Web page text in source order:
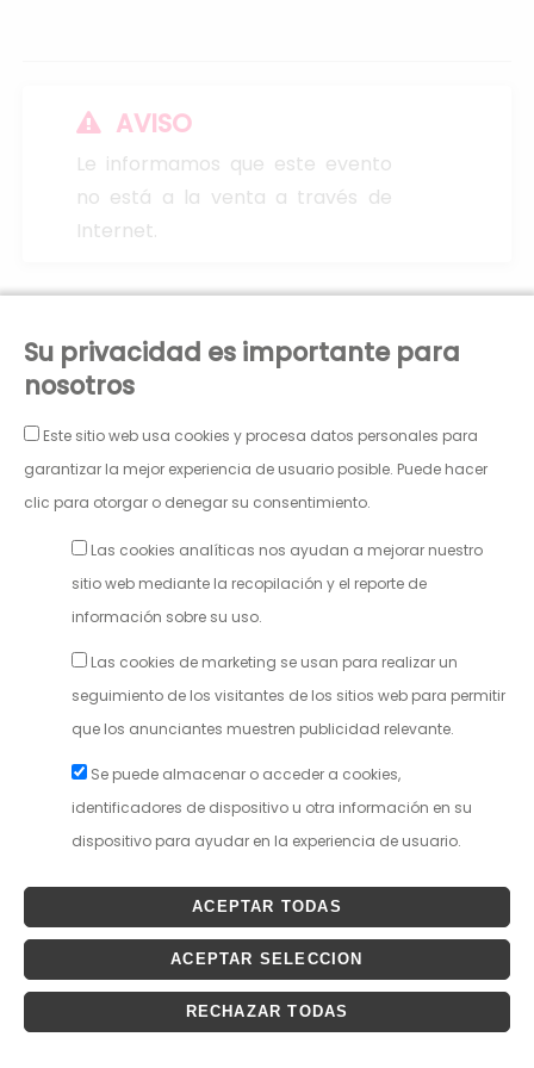
AVISO
Le informamos que este evento
no está a la venta a través de
Internet.
PATRONATO MUNICIPAL DE ARTES ESCÉNICAS Y DE LA
IMAGEN
PLAZA JOSÉ SINUES, 2.
50001 Zaragoza
teatroprincipal@pmaei.es
reservados,2026
Política de Privacidad
Su privacidad es importante para
nosotros
Este sitio web usa cookies y procesa datos personales para
garantizar la mejor experiencia de usuario posible. Puede hacer
clic para otorgar o denegar su consentimiento.
Las cookies analíticas nos ayudan a mejorar nuestro
sitio web mediante la recopilación y el reporte de
información sobre su uso.
Las cookies de marketing se usan para realizar un
seguimiento de los visitantes de los sitios web para permitir
que los anunciantes muestren publicidad relevante.
Se puede almacenar o acceder a cookies,
identificadores de dispositivo u otra información en su
dispositivo para ayudar en la experiencia de usuario.
ACEPTAR TODAS
ACEPTAR SELECCION
RECHAZAR TODAS